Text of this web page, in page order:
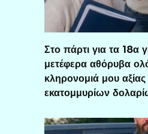
Στο πάρτι για τα 18α
μετέφερα αθόρυβα
κληρονομιά μου
εκατομμυρίων